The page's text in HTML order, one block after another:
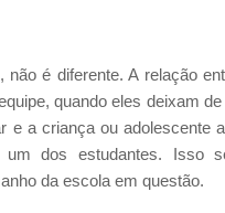
é diferente. A relação
quando eles deixam
a criança ou adolescente
dos estudantes. Isso
da escola em questão.